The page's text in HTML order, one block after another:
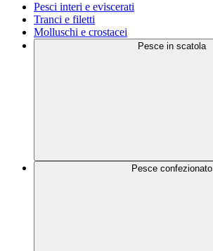
Pesci interi e eviscerati
Tranci e filetti
Molluschi e crostacei
Pesce in scatola
Pesce confezionato